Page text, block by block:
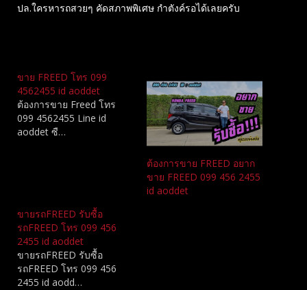
ปล.ใครหารถสวยๆ คัดสภาพพิเศษ กำตังค์รอได้เลยครับ
ขาย FREED โทร 099
4562455 id aoddet
ต้องการขาย Freed โทร
099 4562455 Line id
aoddet ซื…
ต้องการขาย FREED อยาก
ขาย FREED 099 456 2455
id aoddet
ขายรถFREED รับซื้อ
รถFREED โทร 099 456
2455 id aoddet
ขายรถFREED รับซื้อ
รถFREED โทร 099 456
2455 id aodd…